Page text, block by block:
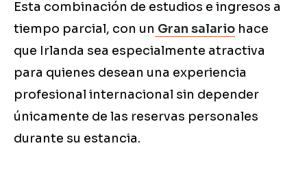
Esta combinación de estudios e ingresos a
tiempo parcial, con un Gran salario hace
que Irlanda sea especialmente atractiva
para quienes desean una experiencia
profesional internacional sin depender
únicamente de las reservas personales
durante su estancia.